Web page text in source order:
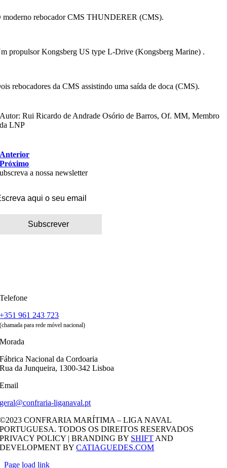
moderno rebocador CMS THUNDERER (CMS).
propulsor Kongsberg US type L-Drive (Kongsberg Marine) .
rebocadores da CMS assistindo uma saída de doca (CMS).
Autor: Rui Ricardo de Andrade Osório de Barros, Of. MM, Membro
da LNP
Anterior
Próximo
a nossa newsletter
Telefone
+351 961 243 723
(chamada para rede móvel nacional)
Morada
Fábrica Nacional da Cordoaria
Rua da Junqueira, 1300-342 Lisboa
Email
geral@confraria-liganaval.pt
©2023 CONFRARIA MARÍTIMA – LIGA NAVAL
PORTUGUESA. TODOS OS DIREITOS RESERVADOS
PRIVACY POLICY | BRANDING BY SHIFT AND
DEVELOPMENT BYCATIAGUEDES.COM
Page load link